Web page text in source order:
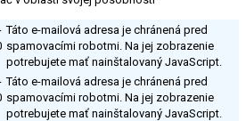
Táto e-mailová adresa je chránená pred
spamovacími robotmi. Na jej zobrazenie
potrebujete mať nainštalovaný JavaScript.
Táto e-mailová adresa je chránená pred
spamovacími robotmi. Na jej zobrazenie
potrebujete mať nainštalovaný JavaScript.